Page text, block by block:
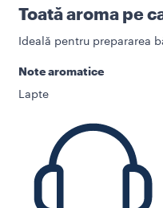
Toată aroma pe
Ideală pentru prepararea
Note aromatice
Lapte